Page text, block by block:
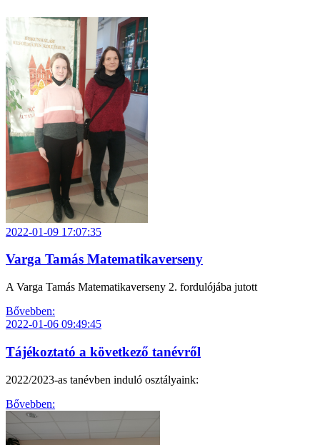
2022-01-09 17:07:35
Varga Tamás Matematikaverseny
A Varga Tamás Matematikaverseny 2. fordulójába jutott
Bővebben:
2022-01-06 09:49:45
Tájékoztató a következő tanévről
2022/2023-as tanévben induló osztályaink:
Bővebben: